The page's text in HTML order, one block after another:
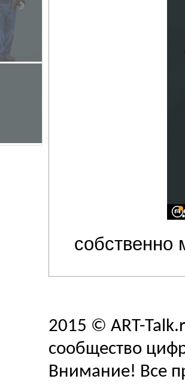
2015 © ART-
сообщество
Внимание! Все